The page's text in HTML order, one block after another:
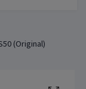
(Original)